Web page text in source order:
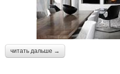
читать дальше →